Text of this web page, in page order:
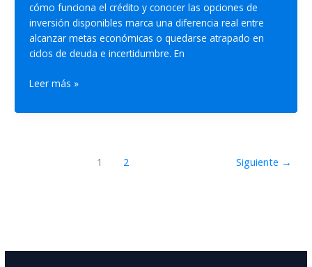
cómo funciona el crédito y conocer las opciones de
inversión disponibles marca una diferencia real entre
alcanzar metas económicas o quedarse atrapado en
ciclos de deuda e incertidumbre. En
Educación
cómo
Leer más »
1 2 Siguiente →